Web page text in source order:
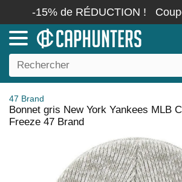
-15% de RÉDUCTION !
47 Brand
Bonnet gris New York Yankees MLB
Freeze 47 Brand